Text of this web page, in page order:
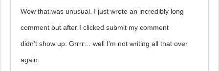
Wow that was unusual. I just wrote an incredibly long
comment but after I clicked submit my comment
didn’t show up. Grrrr… well I’m not writing all that over
again.